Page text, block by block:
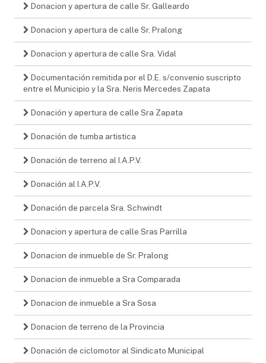
Donacion y apertura de calle Sr. Galleardo
Donacion y apertura de calle Sr. Pralong
Donacion y apertura de calle Sra. Vidal
Documentación remitida por el D.E. s/convenio suscripto
entre el Municipio y la Sra. Neris Mercedes Zapata
Donación y apertura de calle Sra Zapata
Donación de tumba artistica
Donación de terreno al I.A.P.V.
Donación al I.A.P.V.
Donación de parcela Sra. Schwindt
Donacion y apertura de calle Sras Parrilla
Donacion de inmueble de Sr. Pralong
Donacion de inmueble a Sra Comparada
Donacion de inmueble a Sra Sosa
Donacion de terreno de la Provincia
Donación de ciclomotor al Sindicato Municipal